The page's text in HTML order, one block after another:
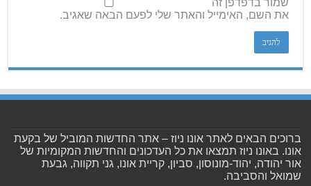
את השם, האימייל והאתר שלי לפעם הבאה שאגיב.
ברוכים הבאים לאתר אונו ניוז – אתר החדשות המוביל של בקעת
אונו. באונו ניוז תמצאו את כל העדכונים והחדשות המקומיות של
אור יהודה, יהוד-מונוסון, סביון, קריית אונו, גני תקווה, גבעת
שמואל והסביבה.